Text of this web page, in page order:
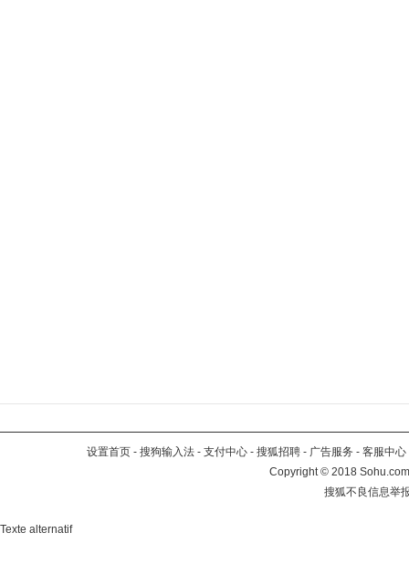
设置首页 - 搜狗输入法 - 支付中心 - 搜狐招聘 - 广告服务 - 客服中心
Copyright©2018
搜狐不良信息举
Texte alternatif